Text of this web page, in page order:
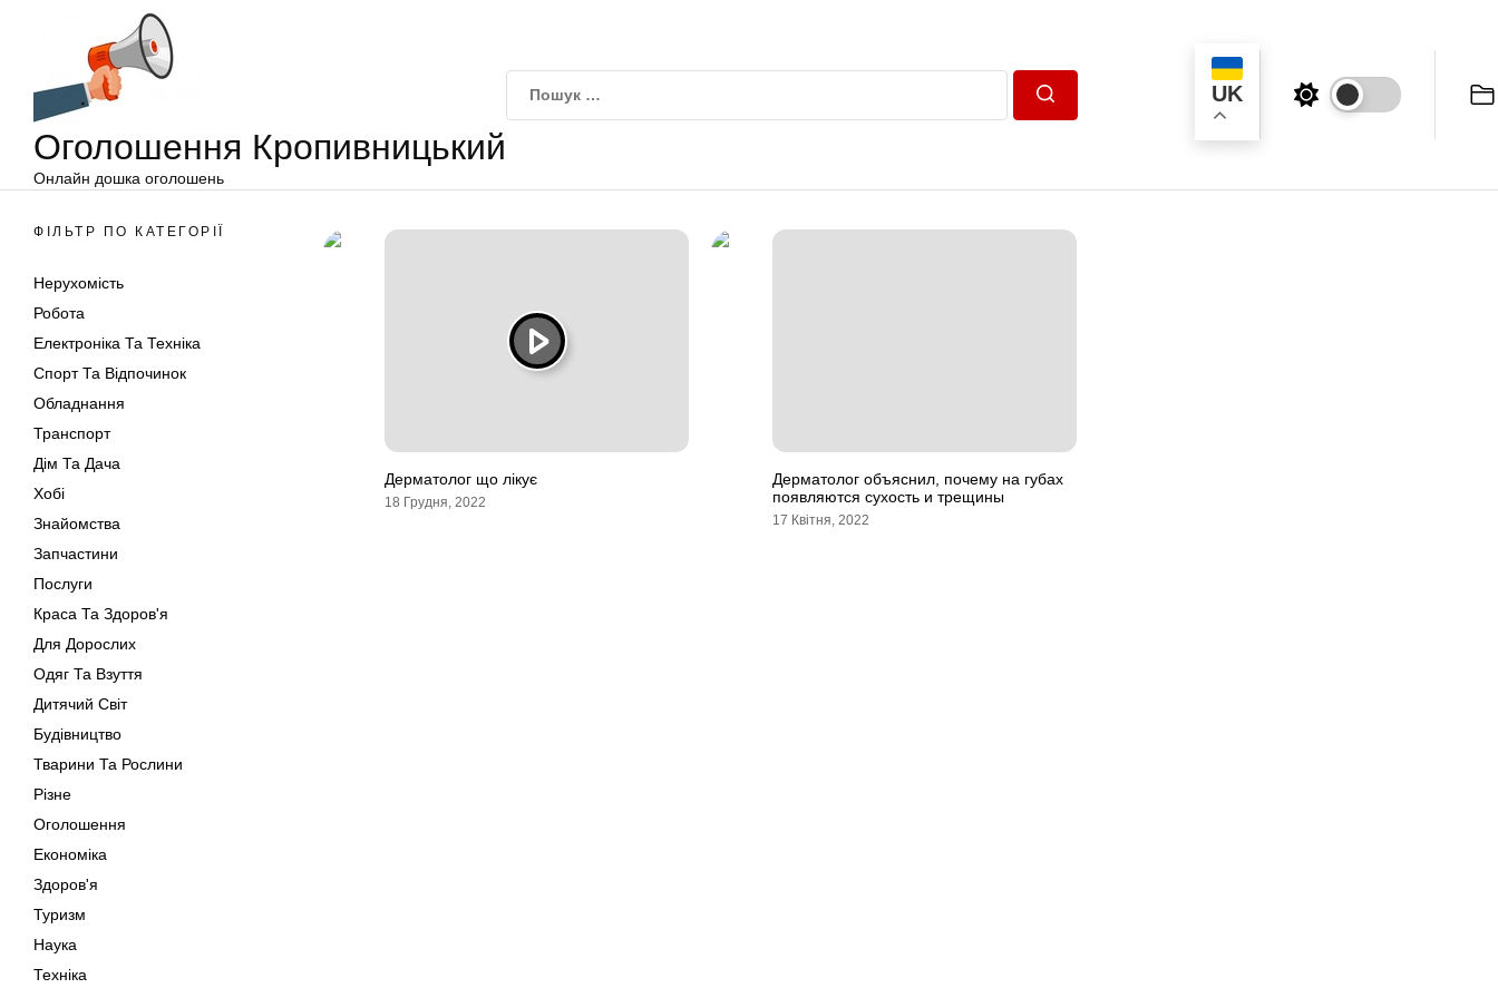
Оголошення Кропивницький
Онлайн дошка оголошень
UK
ФІЛЬТР ПО КАТЕГОРІЇ
Нерухомість
Робота
Електроніка Та Техніка
Спорт Та Відпочинок
Обладнання
Транспорт
Дім Та Дача
Хобі
Знайомства
Запчастини
Послуги
Краса Та Здоров'я
Для Дорослих
Одяг Та Взуття
Дитячий Світ
Будівництво
Тварини Та Рослини
Різне
Оголошення
Економіка
Здоров'я
Туризм
Наука
Техніка
Дерматолог що лікує
18 Грудня, 2022
Дерматолог объяснил, почему на губах
появляются сухость и трещины
17 Квітня, 2022